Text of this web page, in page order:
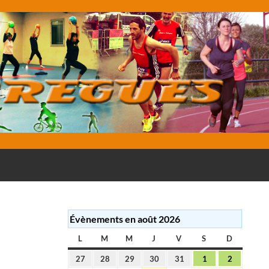
Évènements en août 2026
L LUNDI
M MARDI
M MERCREDI
J JEUDI
V VENDREDI
S SAMEDI
D
27 28 29 30 31 1 2